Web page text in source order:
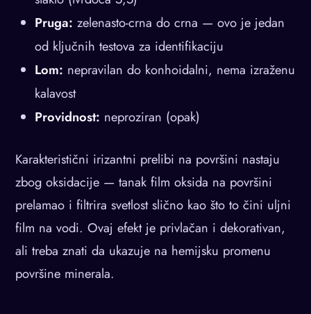
Pruga: zelenasto-crna do crna — ovo je jedan
od ključnih testova za identifikaciju
Lom: nepravilan do konhoidalni, nema izraženu
kalavost
Providnost: neproziran (opak)
Karakteristični irizantni prelibi na površini nastaju
zbog oksidacije — tanak film oksida na površini
prelamao i filtrira svetlost slično kao što to čini uljni
film na vodi. Ovaj efekt je privlačan i dekorativan,
ali treba znati da ukazuje na hemijsku promenu
površine minerala.